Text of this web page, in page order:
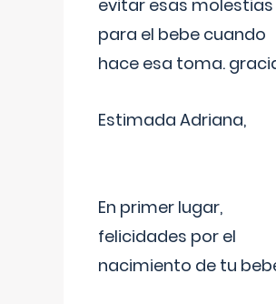
evitar esas molestias
para el bebe cuando
hace esa toma.
Estimada Adriana,
En primer lugar,
felicidades por el
nacimiento de tu